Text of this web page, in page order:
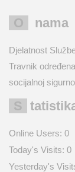
O nama
Djelatnost
Travnik
socijalnoj
Online Users: 0
Today's Visits: 0
Yesterday's